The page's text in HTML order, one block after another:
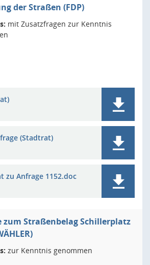
der Straßen (FDP)
mit Zusatzfragen zur Kenntnis
(Stadtrat)
zu Anfrage 1152.doc
zum Straßenbelag Schillerplatz
zur Kenntnis genommen